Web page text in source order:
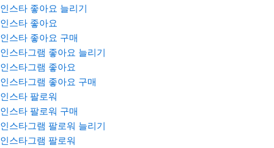
인스타 좋아요 늘리기
인스타 좋아요
인스타 좋아요 구매
인스타그램 좋아요 늘리기
인스타그램 좋아요
인스타그램 좋아요 구매
인스타 팔로워
인스타 팔로워 구매
인스타그램 팔로워 늘리기
인스타그램 팔로워